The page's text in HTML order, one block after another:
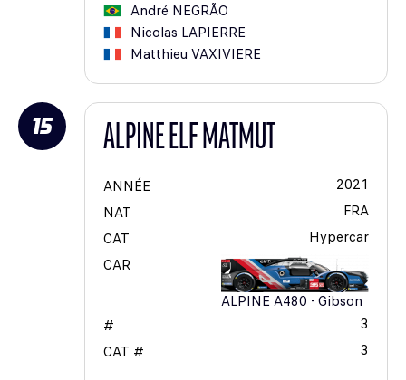
André NEGRÃO
Nicolas LAPIERRE
Matthieu VAXIVIERE
15 ALPINE ELF MATMUT
ANNÉE
2021
NAT
FRA
CAT
Hypercar
CAR
ALPINE A480 - Gibson
#
3
CAT #
3